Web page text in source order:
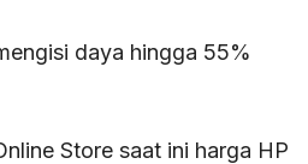
daya hingga 55%
Store saat ini harga HP